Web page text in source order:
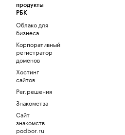
продукты
РБК
Облако для
бизнеса
Корпоративный
регистратор
доменов
Хостинг
сайтов
Рег.решения
Знакомства
Сайт
знакомств
podbor.ru